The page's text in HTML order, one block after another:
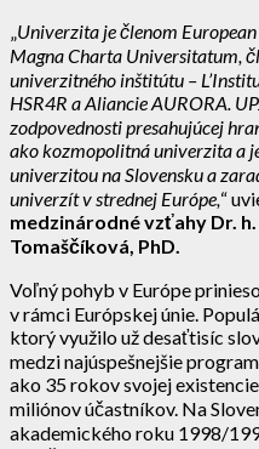
Univerzita je členom
Magna Charta Universitatum,
univerzitného inštitútu –
HSR4R a Aliancie AURORA.
zodpovednosti presahujúcej
ako kozmopolitná univerzita a
univerzitou na Slovensku a
univerzít v strednej Európe, “
medzinárodné vzťahy Dr.
Tomaščíková, PhD.
Voľný pohyb v Európe
v rámci Európskej únie.
ktorý využilo už desaťtisíc
medzi najúspešnejšie
ako 35 rokov svojej
miliónov účastníkov. Na
akademického roku 1998/